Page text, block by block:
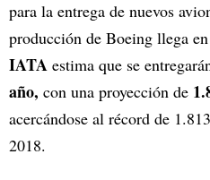
para la entrega de nuevos
producción de Boeing llega
IATA estima que se
año, con una proyección de
acercándose al récord de
2018.